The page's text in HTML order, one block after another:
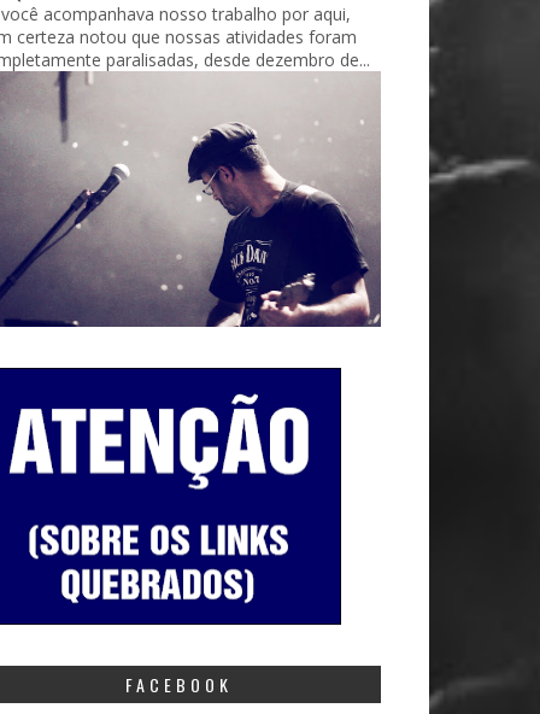
você acompanhava nosso trabalho por aqui,
certeza notou que nossas atividades foram
paralisadas, desde dezembro de...
FACEBOOK